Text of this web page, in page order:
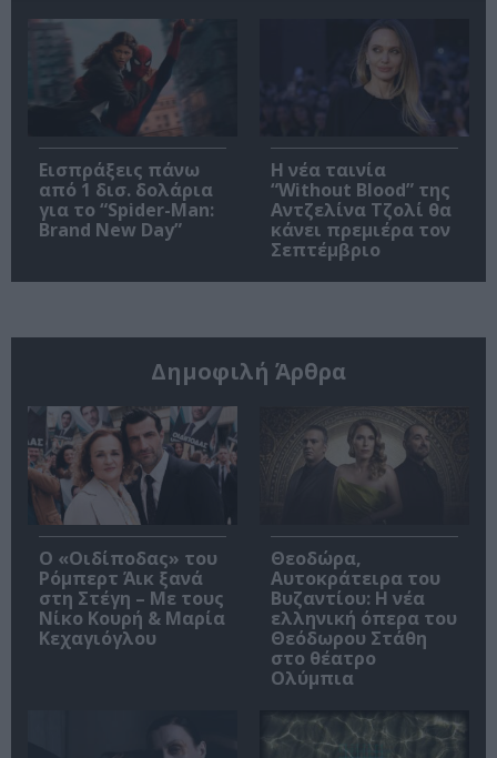
Εισπράξεις πάνω
από 1 δισ. δολάρια
για το “Spider-Man:
Brand New Day”
Η νέα ταινία
“Without Blood” της
Αντζελίνα Τζολί θα
κάνει πρεμιέρα τον
Σεπτέμβριο
Δημοφιλή Άρθρα
O «Οιδίποδας» του
Ρόμπερτ Άικ ξανά
στη Στέγη – Με τους
Νίκο Κουρή & Μαρία
Κεχαγιόγλου
Θεοδώρα,
Αυτοκράτειρα του
Βυζαντίου: Η νέα
ελληνική όπερα του
Θεόδωρου Στάθη
στο θέατρο
Ολύμπια